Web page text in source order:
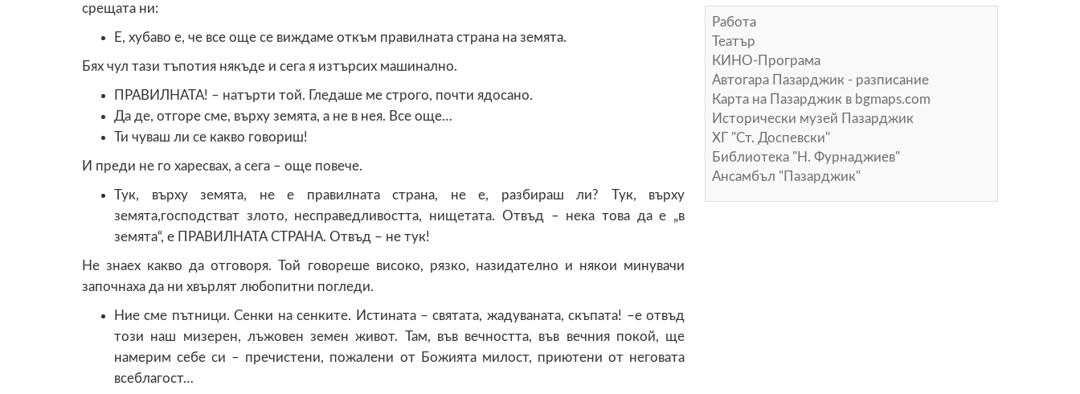
срещата ни:
Е, хубаво е, че все още се виждаме откъм правилната страна на земята.
Бях чул тази тъпотия някъде и сега я изтърсих машинално.
ПРАВИЛНАТА! – натърти той. Гледаше ме строго, почти ядосано.
Да де, отгоре сме, върху земята, а не в нея. Все още…
Ти чуваш ли се какво говориш!
И преди не го харесвах, а сега – още повече.
Тук, върху земята, не е правилната страна, не е, разбираш ли? Тук, върху
земята,господстват злото, несправедливостта, нищетата. Отвъд – нека това да е „в
земята“, е ПРАВИЛНАТА СТРАНА. Отвъд – не тук!
Не знаех какво да отговоря. Той говореше високо, рязко, назидателно и някои минувачи
започнаха да ни хвърлят любопитни погледи.
Ние сме пътници. Сенки на сенките. Истината – святата, жадуваната, скъпата! –е отвъд
този наш мизерен, лъжовен земен живот. Там, във вечността, във вечния покой, ще
намерим себе си – пречистени, пожалени от Божията милост, приютени от неговата
всеблагост…
Работа
Театър
КИНО-Програма
Автогара Пазарджик - разписание
Карта на Пазарджик в bgmaps.com
Исторически музей Пазарджик
ХГ "Ст. Доспевски"
Библиотека "Н. Фурнаджиев"
Ансамбъл "Пазарджик"